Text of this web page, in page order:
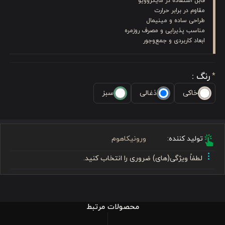
مقاوم در برابر حرارت
طراحی ساده و مینیمال
مناسب پذیرایی و مصرف روزمره
ابعاد کاربردی و جمع‌وجور
* رنگ :
خاکی ذغالی سبز
تولید کننده: ورونیکاهوم
لطفاً ویژگی(های) ضروری را انتخاب کنید.
محصولات مرتبط